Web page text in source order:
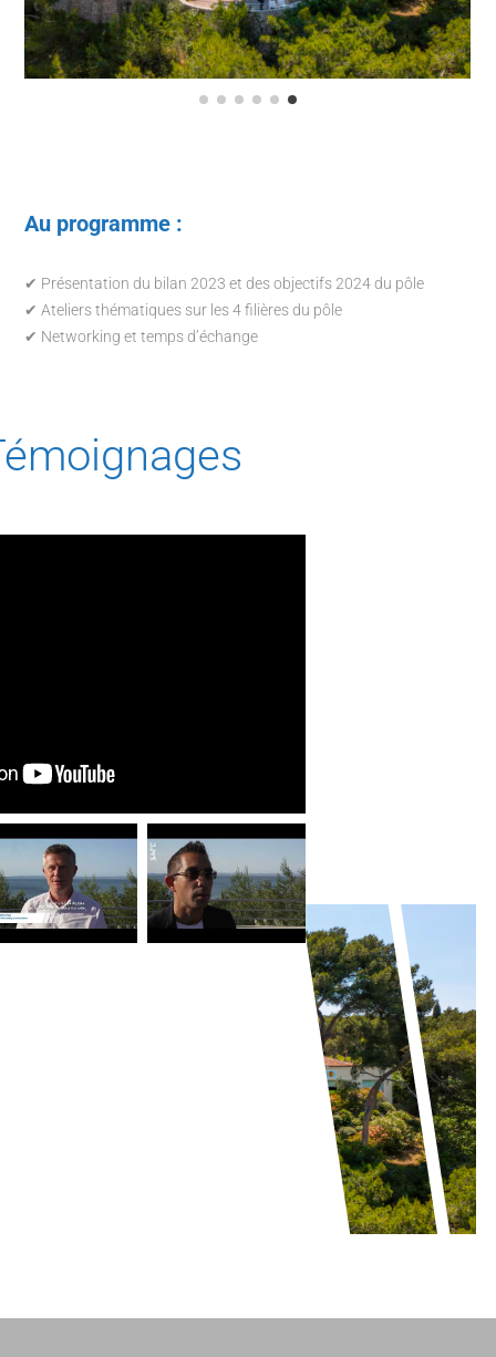
Au programme :
✔ Présentation du bilan 2023 et des objectifs 2024 du pôle
✔ Ateliers thématiques sur les 4 filières du pôle
✔ Networking et temps d’échange